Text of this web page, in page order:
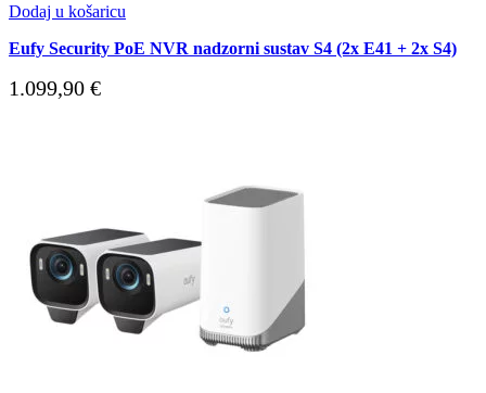
Dodaj u košaricu
Eufy Security PoE NVR nadzorni sustav S4 (2x E41 + 2x S4)
1.099,90 €